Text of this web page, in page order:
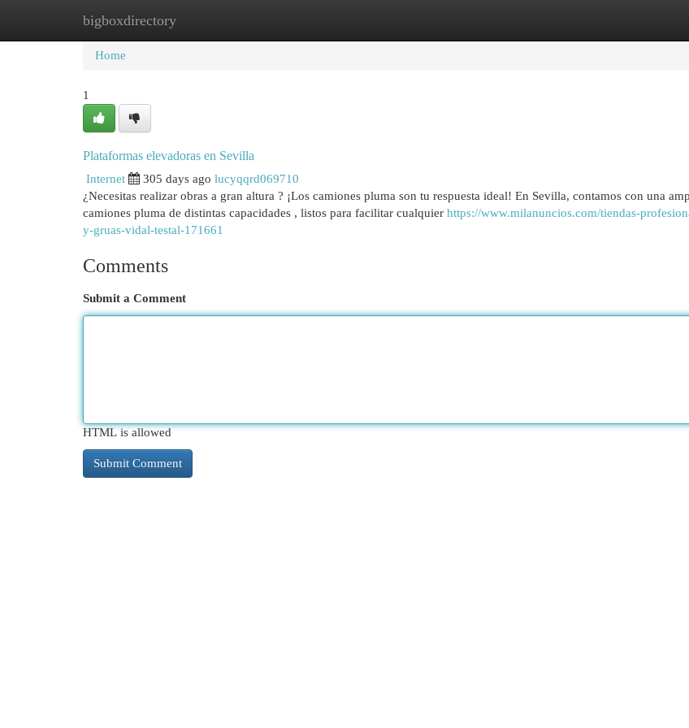
bigboxdirectory
Home New Site Listings
Home
1
Plataformas elevadoras en Sevilla
Internet 305 days ago lucyqqrd069710
¿Necesitas realizar obras a gran altura ? ¡Los camiones pluma son tu respuesta ideal! En Sevilla, contamos con una
camiones pluma de distintas capacidades , listos para facilitar cualquier https://www.milanuncios.com/tiendas-
y-gruas-vidal-testal-171661
Comments
Submit a Comment
HTML is allowed